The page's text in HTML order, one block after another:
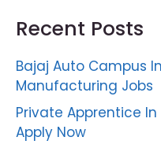
Recent Posts
Bajaj Auto Campus
Manufacturing Jobs
Private Apprentice
Apply Now